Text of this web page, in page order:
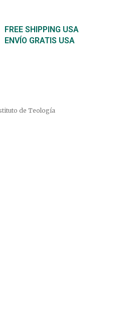
FREE SHIPPING USA
ENVÍO GRATIS USA
de Teología